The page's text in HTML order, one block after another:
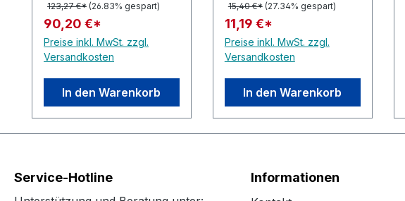
123,27 €* (26.83% gespart)
90,20 €*
Preise inkl. MwSt. zzgl.
Versandkosten
In den Warenkorb
15,40 €* (27.34% gespart)
11,19 €*
Preise inkl. MwSt. zzgl.
Versandkosten
In den Warenkorb
Service-Hotline Informationen